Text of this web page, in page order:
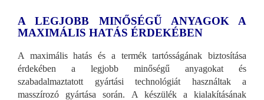
A LEGJOBB MINŐSÉGŰ ANYAGOK A
MAXIMÁLIS HATÁS ÉRDEKÉBEN
A maximális hatás és a termék tartósságának biztosítása
érdekében a legjobb minőségű anyagokat és
szabadalmaztatott gyártási technológiát használtak a
masszírozó gyártása során. A készülék a kialakításának